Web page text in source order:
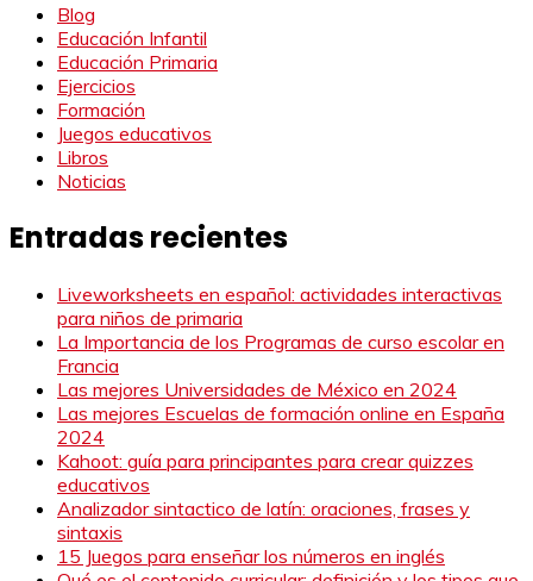
Blog
Educación Infantil
Educación Primaria
Ejercicios
Formación
Juegos educativos
Libros
Noticias
Entradas recientes
Liveworksheets en español: actividades interactivas
para niños de primaria
La Importancia de los Programas de curso escolar en
Francia
Las mejores Universidades de México en 2024
Las mejores Escuelas de formación online en España
2024
Kahoot: guía para principantes para crear quizzes
educativos
Analizador sintactico de latín: oraciones, frases y
sintaxis
15 Juegos para enseñar los números en inglés